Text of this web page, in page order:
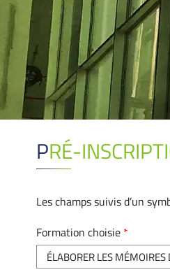
PRÉ-
Les champs suivis d’un
Formation choisie *